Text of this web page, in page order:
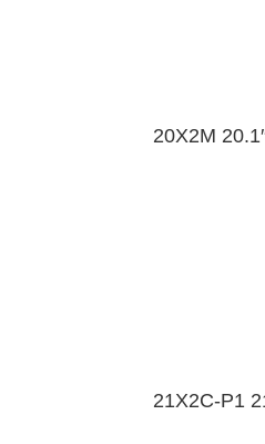
20X2M
21X2C-P1